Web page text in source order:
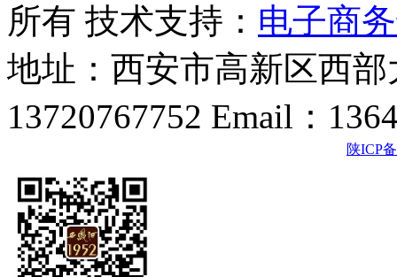
所有 技术支持： 电子商
地址：西安市高新区西
13720767752 Email：
陕ICP